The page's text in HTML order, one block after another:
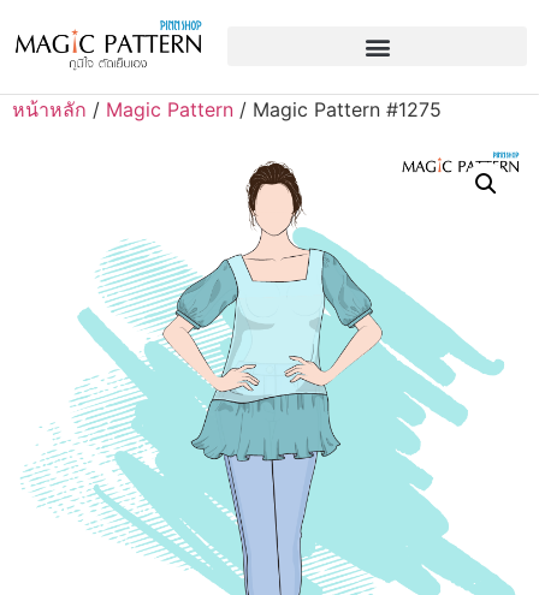
หน้าหลัก / Magic Pattern / Magic Pattern #1275